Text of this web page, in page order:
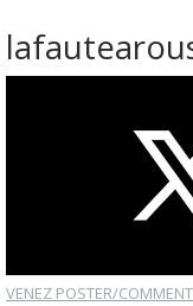
VENEZ POSTER/